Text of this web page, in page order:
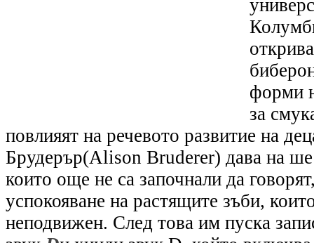
форми
за
повлияят на речевото развитие на
Брудерър(Alison Bruderer) дава на
които още не са започнали да
успокояване на растящите зъби,
неподвижен. След това им пуска